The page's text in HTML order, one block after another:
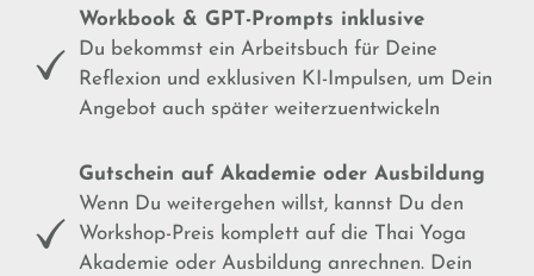
Workbook & GPT-Prompts inklusive
Du bekommst ein Arbeitsbuch für Deine
Reflexion und exklusiven KI-Impulsen, um Dein
Angebot auch später weiterzuentwickeln
Gutschein auf Akademie oder Ausbildung
Wenn Du weitergehen willst, kannst Du den
Workshop-Preis komplett auf die Thai Yoga
Akademie oder Ausbildung anrechnen. Dein